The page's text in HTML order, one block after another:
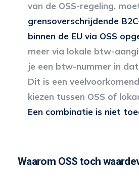
van de OSS-regeling,
grensoverschrijdende
binnen de EU via OSS
meer via lokale btw-
je een btw-nummer in
Dit is een
kiezen tussen OSS of
Een combinatie is niet
Waarom OSS toch